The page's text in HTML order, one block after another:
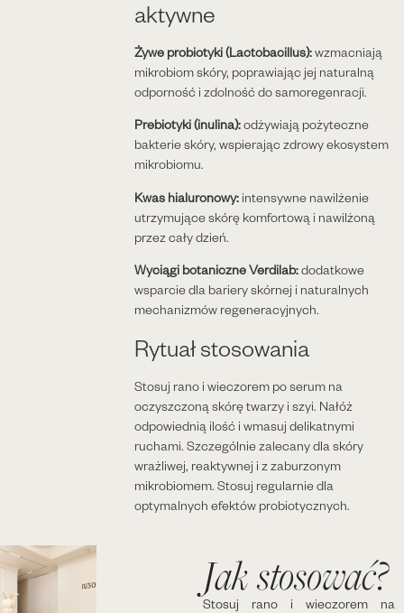
aktywne
Żywe probiotyki (Lactobacillus):wzmacniają
mikrobiom skóry, poprawiając jej naturalną
odporność i zdolność do samoregenracji.
Prebiotyki (inulina):odżywiają pożyteczne
bakterie skóry, wspierając zdrowy ekosystem
mikrobiomu.
Kwas hialuronowy:intensywne nawilżenie
utrzymujące skórę komfortową i nawilżoną
przez cały dzień.
Wyciągi botaniczne Verdilab:dodatkowe
wsparcie dla bariery skórnej i naturalnych
mechanizmów regeneracyjnych.
Rytuał stosowania
Stosuj rano i wieczorem po serum na
oczyszczoną skórę twarzy i szyi. Nałóż
odpowiednią ilość i wmasuj delikatnymi
ruchami. Szczególnie zalecany dla skóry
wrażliwej, reaktywnej i z zaburzonym
mikrobiomem. Stosuj regularnie dla
optymalnych efektów probiotycznych.
Jak stosować?
Stosuj rano i wieczorem na